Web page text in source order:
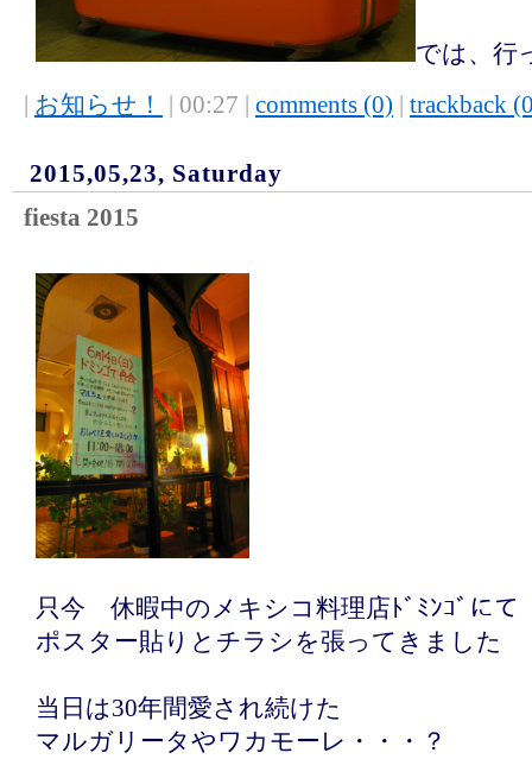
では、行
お知らせ！ | 00:27 | comments (0) trackback
2015,05,23, Saturday
fiesta 2015
只今 休暇中のメキシコ料理店ﾄﾞﾐﾝｺﾞにて
ポスター貼りとチラシを張ってきました
当日は30年間愛され続けた
マルガリータやワカモーレ・・・？